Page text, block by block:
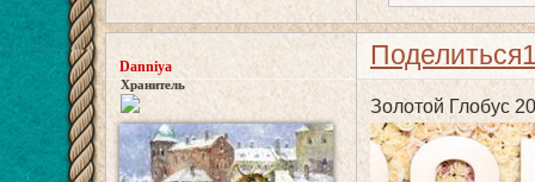
Поделиться
Danniya
Хранитель
Золотой Глобус